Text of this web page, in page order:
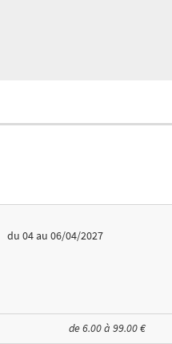
du 04au 06/04/2027
de 6.00 à 99.00 €